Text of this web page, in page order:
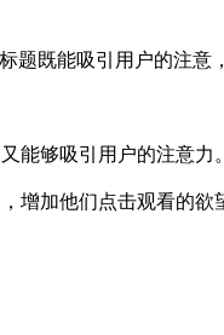
既能吸引用户的注意
能够吸引用户的注意力。
增加他们点击观看的欲